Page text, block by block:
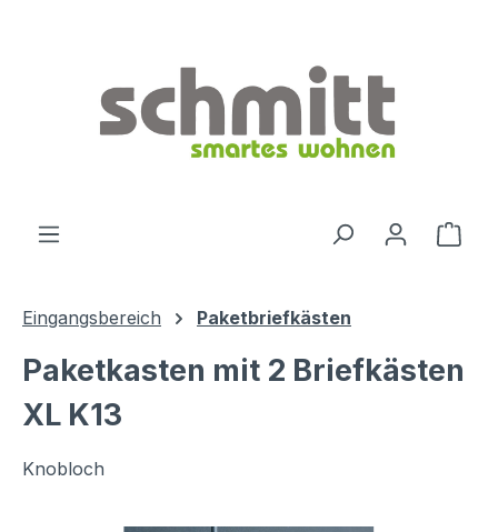
Eingangsbereich Paketbriefkästen
Paketkasten mit 2 Briefkästen
XL K13
Knobloch